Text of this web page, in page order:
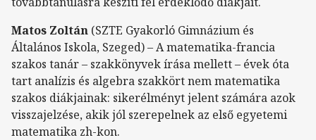
Matos Zoltán (SZTE Gyakorló Gimnázium és
Általános Iskola, Szeged) – A matematika-francia
szakos tanár – szakkönyvek írása mellett – évek óta
tart analízis és algebra szakkört nem matematika
szakos diákjainak: sikerélményt jelent számára azok
visszajelzése, akik jól szerepelnek az első egyetemi
matematika zh-kon.